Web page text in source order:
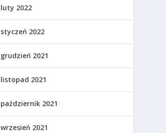
luty 2022
styczeń 2022
grudzień 2021
listopad 2021
październik 2021
wrzesień 2021